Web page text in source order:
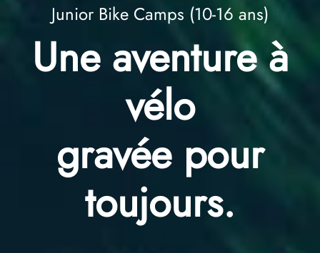
Junior Bike Camps (10-16 ans)
Une aventure à
vélo
gravée pour
toujours.